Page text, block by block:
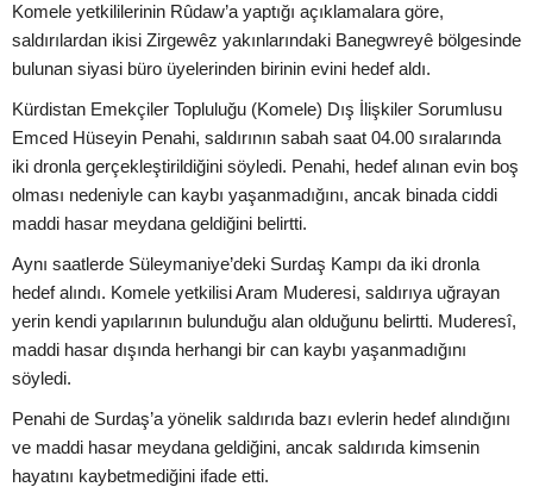
Komele yetkililerinin Rûdaw’a yaptığı açıklamalara göre,
saldırılardan ikisi Zirgewêz yakınlarındaki Banegwreyê bölgesinde
bulunan siyasi büro üyelerinden birinin evini hedef aldı.
Kürdistan Emekçiler Topluluğu (Komele) Dış İlişkiler Sorumlusu
Emced Hüseyin Penahi, saldırının sabah saat 04.00 sıralarında
iki dronla gerçekleştirildiğini söyledi. Penahi, hedef alınan evin boş
olması nedeniyle can kaybı yaşanmadığını, ancak binada ciddi
maddi hasar meydana geldiğini belirtti.
Aynı saatlerde Süleymaniye’deki Surdaş Kampı da iki dronla
hedef alındı. Komele yetkilisi Aram Muderesi, saldırıya uğrayan
yerin kendi yapılarının bulunduğu alan olduğunu belirtti. Muderesî,
maddi hasar dışında herhangi bir can kaybı yaşanmadığını
söyledi.
Penahi de Surdaş’a yönelik saldırıda bazı evlerin hedef alındığını
ve maddi hasar meydana geldiğini, ancak saldırıda kimsenin
hayatını kaybetmediğini ifade etti.